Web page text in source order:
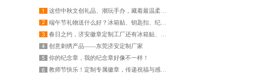
这些中秋文创礼品、潮玩手办，藏着最温柔的团圆意！
端午节礼物送什么好？冰箱贴、钥匙扣、纪念章国潮文创
春日之约，济安徽章定制工厂还有冰箱贴、钥匙扣、书签！
创意刺绣产品——东莞济安定制厂家
你的纪念章，我的纪念章好像不一样！
教师节快乐！定制专属徽章，传递祝福与感恩！